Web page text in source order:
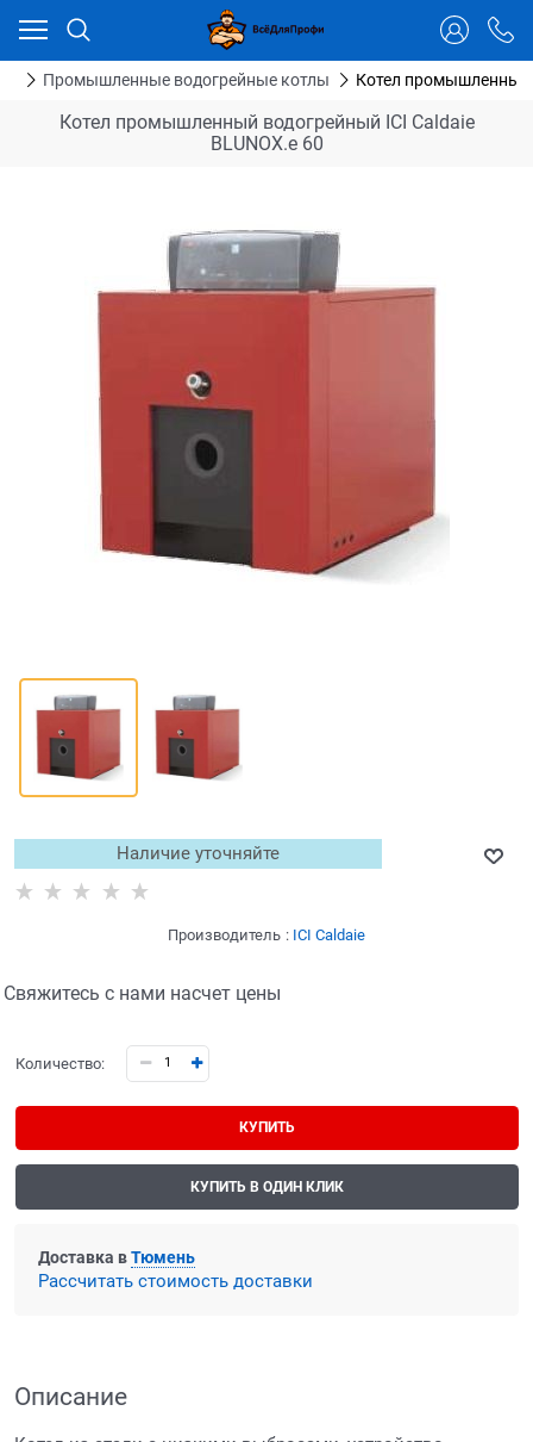
Промышленные водогрейные котлы Котел промышленный
Котел промышленный водогрейный ICI Caldaie
BLUNOX.e 60
Наличие уточняйте
Производитель : ICI Caldaie
Свяжитесь с нами насчет цены
Количество:
КУПИТЬ
КУПИТЬ В ОДИН КЛИК
Доставка вТюмень
Рассчитать стоимость доставки
Описание
Ваш город - Тюмень,
угадали?
ДА НЕТ